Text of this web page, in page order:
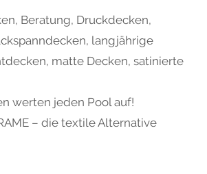
, Beratung, Druckdecken,
, langjährige
, matte Decken, satinierte
werten jeden Pool auf!
– die textile Alternative